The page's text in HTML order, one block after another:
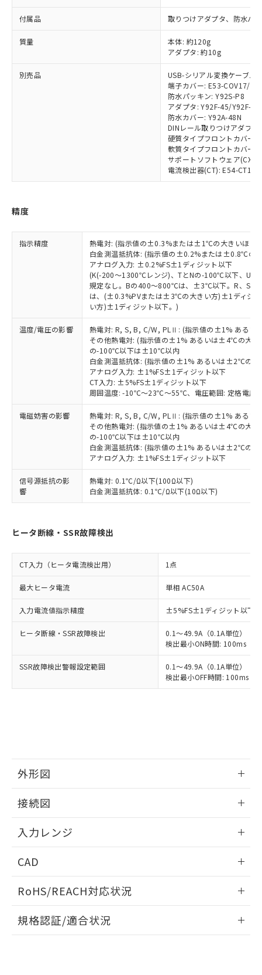
付属品 取りつけアダプタ、防水パ
質量
本体: 約120g
アダプタ: 約10g
別売品
USB-シリアル変換ケーブル:
端子カバー: E53-COV17/
防水パッキン: Y92S-P8
アダプタ: Y92F-45/Y92F-49
防水カバー: Y92A-48N
DINレール取りつけアダプタ
硬質タイプフロントカバー:
軟質タイプフロントカバー:
サポートソフトウェア(CX-
電流検出器(CT): E54-CT1/
精度
指示精度
熱電対: (指示値の±0.3%または±1℃の大きいほう
白金測温抵抗体: (指示値の±0.2%または±0.8℃の
アナログ入力: ±0.2%FS±1ディジット以下
(K(-200～1300℃レンジ)、TとNの-100℃以下、U
規定なし。Bの400～800℃は、±3℃以下。R、S
は、(±0.3%PVまたは±3℃の大きい方)±1ディジ
い方)±1ディジット以下。)
温度/電圧の影響
熱電対: R, S, B, C/W, PLⅡ: (指示値の±1% ある
その他熱電対: (指示値の±1% あるいは±4℃の大き
の-100℃以下は±10℃以内
白金測温抵抗体: (指示値の±1% あるいは±2℃の大
アナログ入力: ±1%FS±1ディジット以下
CT入力: ±5%FS±1ディジット以下
周囲温度: -10℃～23℃～55℃、電圧範囲: 定格電圧
電磁妨害の影響
熱電対: R, S, B, C/W, PLⅡ: (指示値の±1% ある
その他熱電対: (指示値の±1% あるいは±4℃の大き
の-100℃以下は±10℃以内
白金測温抵抗体: (指示値の±1% あるいは±2℃の大
アナログ入力: ±1%FS±1ディジット以下
信号源抵抗の影
響
熱電対: 0.1℃/Ω以下(100Ω以下)
白金測温抵抗体: 0.1℃/Ω以下(10Ω以下)
ヒータ断線・SSR故障検出
CT入力（ヒータ電流検出用） 1点
最大ヒータ電流 単相 AC50A
入力電流値指示精度 ±5%FS±1ディジット以下
ヒータ断線・SSR故障検出
0.1～49.9A（0.1A単位）
検出最小ON時間: 100ms（
SSR故障検出警報設定範囲
0.1～49.9A（0.1A単位）
検出最小OFF時間: 100ms（
外形図
接続図
入力レンジ
CAD
ドすることができます。
ログイン/会員登録
RoHS/REACH対応状況
EU RoHS 注意事項・凡例
規格認証/適合状況
正式な納期状況および標準価格はお客
様のお取引先、またはお客様担当のオ
ムロン制御機器販売店・当社販売員に
オムロン制御機器販売店や当社販売拠
」をご確認
在庫状況および標準価格結果を当社の
事前の承諾なく第三者に漏洩または開
示しないようお願いします。
マイパーツ機能（部品リスト作成サー
ビス）をご利用いただくには、I-Web
メンバーズにご登録されている必要が
お客様が当ウェブサイト上で当社にご
引・商談に必要な範囲で利用すること
をご了承ください。
※当社の共同利用者とは、"個人情報
の共同利用に関して"
の「1.共同利
用者の範囲」に記載されている法人を
指します。
ル) (DEHP)(別名：DOP) 1000ppm以下、フタル酸ブチ
ルベンジル（BBP） 1000ppm以下、フタル酸ジブチル
（DBP） 1000ppm以下、フタル酸ジイソブチル
但し、RoHS指令で産業用監視および制御機器に対する
フタル酸エステル類の４物質については閾値を超える意
部品在庫の切り替え状況などにより、予定
EU RoHS指令（10物質）の非含有証明書
51物質の非含有証明書（当社基準）
※本証明書は発行日時点で非含有を証明す
るもので、過去に遡って非含有を証明する
ものではありません。
また、RoHS指令のフタル酸エステル類４
物質の対応では、対応完了までの期間は出
荷製品に未対応品が混在することから備考
欄に対応日を記載しておりました。
既に当社にて対応品への在庫切替を完了
していることから、特段のことがない限
り、2022年1月12日より割愛しておりま
DBP(フタル酸ジブチル) : 1000ppm、 DIBP(フタル酸ジ
イソブチル) : 1000ppm、 BBP(フタル酸ブチルベンジ
DEHP(フタル酸ビス(2-エチルヘキシル)) : 1000ppm
「ｅ」：有害物質（10物質）のすべてが基
準値以下であることを示します。
「10」：通常の使用状況下において有害物
質が外部に漏えいし、環境に深刻な影響を
「－」：未確認です。当社販売部門へお問
当社は規制貨物を破棄する場合は、完
全に破砕するなど、違法に輸出されな
いよう必要な手段を講じます。
当社は貴社製品を、核兵器、ミサイ
ル、化学兵器、生物兵器またはその他
武器並びにこれらの製造装置等に一切
当社は、貴社製品を第三者に販売する
場合は、上記1、2および3の内容を当
該第三者に通知します。また当社は、
販売先および販売に係わる関係者が違
法に輸出するおそれがある場合は、取
一定数には満たないが在庫あり
在庫なし(最新の在庫状況につ
たはお客様担当のオムロン制御
機器販売店・当社販売員にご確
受注生産機種、また在庫状況の
情報を公開していない機種